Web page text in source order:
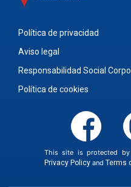
Política de privacidad
Aviso legal
Responsabilidad Social
Política de cookies
This site is protected by
Privacy Policyand Terms